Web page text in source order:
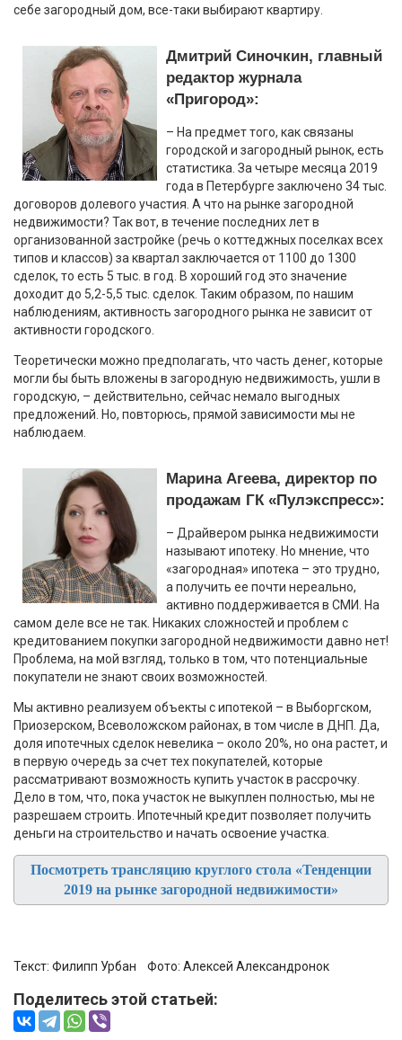
себе загородный дом, все-таки выбирают квартиру.
Дмитрий Синочкин, главный
редактор журнала
«Пригород»:
– На предмет того, как связаны
городской и загородный рынок, есть
статистика. За четыре месяца 2019
года в Петербурге заключено 34 тыс.
договоров долевого участия. А что на рынке загородной
недвижимости? Так вот, в течение последних лет в
организованной застройке (речь о коттеджных поселках всех
типов и классов) за квартал заключается от 1100 до 1300
сделок, то есть 5 тыс. в год. В хороший год это значение
доходит до 5,2-5,5 тыс. сделок. Таким образом, по нашим
наблюдениям, активность загородного рынка не зависит от
активности городского.
Теоретически можно предполагать, что часть денег, которые
могли бы быть вложены в загородную недвижимость, ушли в
городскую, – действительно, сейчас немало выгодных
предложений. Но, повторюсь, прямой зависимости мы не
наблюдаем.
Марина Агеева, директор по
продажам ГК «Пулэкспресс»:
– Драйвером рынка недвижимости
называют ипотеку. Но мнение, что
«загородная» ипотека – это трудно,
а получить ее почти нереально,
активно поддерживается в СМИ. На
самом деле все не так. Никаких сложностей и проблем с
кредитованием покупки загородной недвижимости давно нет!
Проблема, на мой взгляд, только в том, что потенциальные
покупатели не знают своих возможностей.
Мы активно реализуем объекты с ипотекой – в Выборгском,
Приозерском, Всеволожском районах, в том числе в ДНП. Да,
доля ипотечных сделок невелика – около 20%, но она растет, и
в первую очередь за счет тех покупателей, которые
рассматривают возможность купить участок в рассрочку.
Дело в том, что, пока участок не выкуплен полностью, мы не
разрешаем строить. Ипотечный кредит позволяет получить
деньги на строительство и начать освоение участка.
Посмотреть трансляцию круглого стола «Тенденции
2019 на рынке загородной недвижимости»
Текст: Филипп Урбан Фото: Алексей Александронок
Поделитесь этой статьей: